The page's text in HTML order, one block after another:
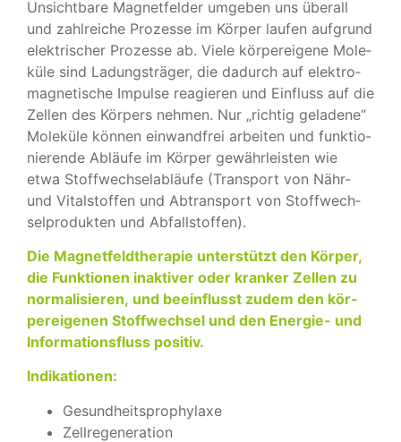
Unsicht­bare Magnet­fel­der umge­ben uns über­all
und zahl­rei­che Pro­zesse im Kör­per lau­fen auf­grund
elek­tri­scher Pro­zesse ab. Viele kör­per­ei­gene Mole­
küle sind Ladungs­trä­ger, die dadurch auf elek­tro­
ma­gne­ti­sche Impulse reagie­ren und Ein­fluss auf die
Zel­len des Kör­pers neh­men. Nur „rich­tig gela­dene“
Mole­küle kön­nen ein­wand­frei arbei­ten und funk­tio­
nie­rende Abläufe im Kör­per gewähr­leis­ten wie
etwa Stoff­wech­sel­ab­läufe (Trans­port von Nähr-
und Vital­stof­fen und Abtrans­port von Stoff­wech­
sel­pro­duk­ten und Abfall­stof­fen).
Die Magnet­feld­the­ra­pie unter­stützt den Kör­per,
die Funk­tio­nen inak­ti­ver oder kran­ker Zel­len zu
nor­ma­li­sie­ren, und beein­flusst zudem den kör­
per­ei­ge­nen Stoff­wech­sel und den Ener­gie- und
Infor­ma­ti­ons­fluss posi­tiv.
Indi­ka­tio­nen:
Gesund­heits­pro­phy­laxe
Zell­re­ge­ne­ra­tion